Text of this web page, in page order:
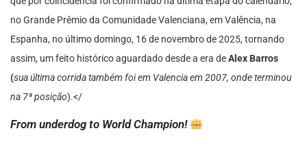
no Grande Prêmio da Comunidade Valenciana, em Valência, na
Espanha, no último domingo, 16 de novembro de 2025, tornando
assim, um feito histórico aguardado desde a era deAlex Barros
(sua última corrida também foi em Valencia em 2007, onde terminou
na 7ª posição).</
From underdog to World Champion!